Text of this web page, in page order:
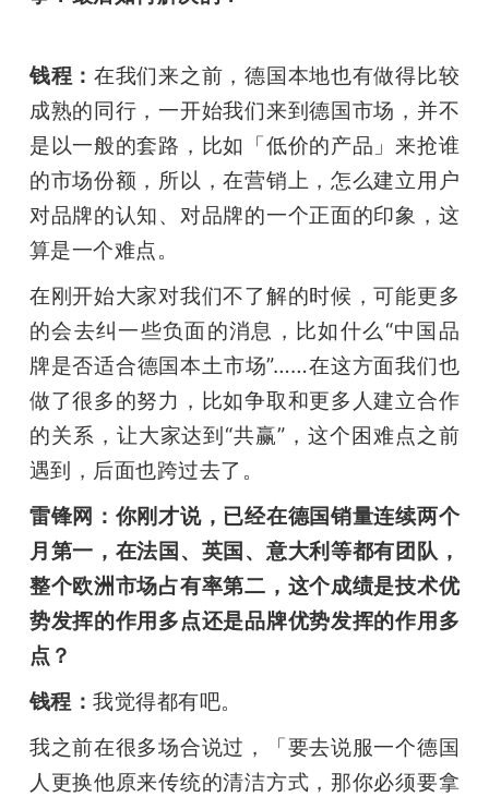
钱程：在我们来之前，德国本地也有做得比较
成熟的同行，一开始我们来到德国市场，并不
是以一般的套路，比如「低价的产品」来抢谁
的市场份额，所以，在营销上，怎么建立用户
对品牌的认知、对品牌的一个正面的印象，这
算是一个难点。
在刚开始大家对我们不了解的时候，可能更多
的会去纠一些负面的消息，比如什么“中国品
牌是否适合德国本土市场”……在这方面我们也
做了很多的努力，比如争取和更多人建立合作
的关系，让大家达到“共赢”，这个困难点之前
遇到，后面也跨过去了。
雷锋网：你刚才说，已经在德国销量连续两个
月第一，在法国、英国、意大利等都有团队，
整个欧洲市场占有率第二，这个成绩是技术优
势发挥的作用多点还是品牌优势发挥的作用多
点？
钱程：我觉得都有吧。
我之前在很多场合说过，「要去说服一个德国
人更换他原来传统的清洁方式，那你必须要拿